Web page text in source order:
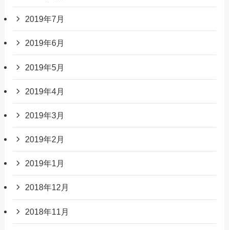
2019年7月
2019年6月
2019年5月
2019年4月
2019年3月
2019年2月
2019年1月
2018年12月
2018年11月